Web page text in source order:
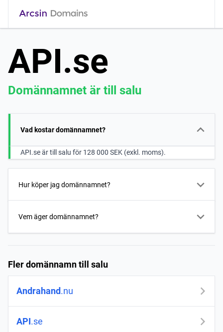
API.se
Domännamnet är till salu
Vad kostar domännamnet?
API.se är till salu för 128 000 SEK (exkl. moms).
Hur köper jag domännamnet?
Vem äger domännamnet?
Fler domännamn till salu
Andrahand.nu
API.se